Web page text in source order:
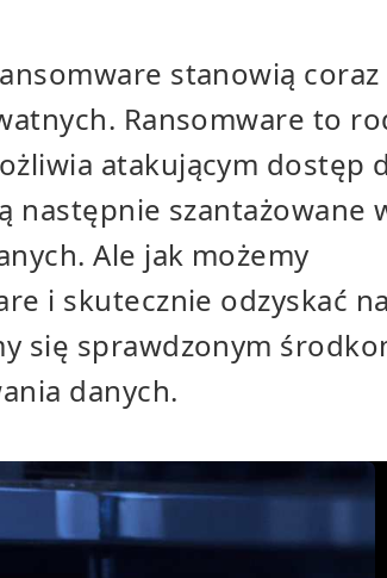
stanowią coraz
Ransomware to
atakującym dostęp
następnie szantażowane
Ale jak możemy
i skutecznie odzyskać
się sprawdzonym
danych.